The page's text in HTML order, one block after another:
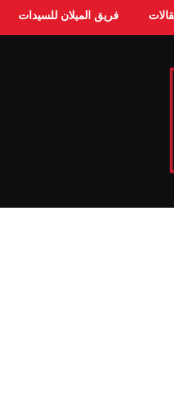
فريق الميلان للسيدات